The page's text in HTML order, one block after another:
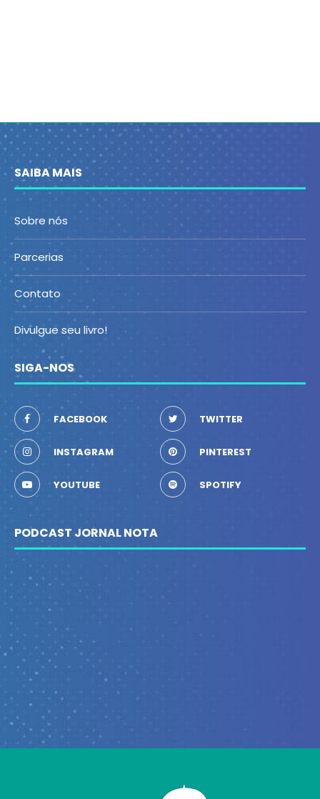
SAIBA MAIS
Sobre nós
Parcerias
Contato
Divulgue seu livro!
SIGA-NOS
FACEBOOK TWITTER
INSTAGRAM PINTEREST
YOUTUBE SPOTIFY
PODCAST JORNAL NOTA